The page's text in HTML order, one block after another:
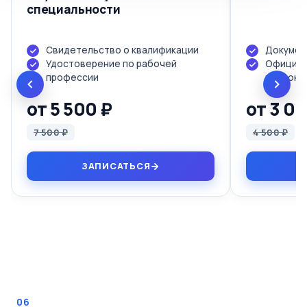
специальности
Свидетельство о квалификации
Удостоверение по рабочей
профессии
от 5 500 ₽
7 500 ₽
ЗАПИСАТЬСЯ
от 3
4 500 ₽
06